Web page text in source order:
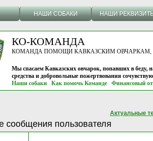
НАШИ СОБАКИ НАШИ
КО-КОМАНДА
КОМАНДА ПОМОЩИ КАВКАЗСКИМ ОВЧАРКАМ, г.
Мы спасаем Кавказских овчарок, попавших в беду,
средства и добровольные пожертвования
Наши собаки
Как помочь Команде Финансовый
Актуальные
сообщения пользователя